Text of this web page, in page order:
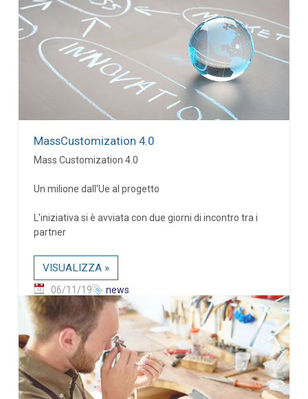
MassCustomization 4.0
Mass Customization 4.0
Un milione dall'Ue al progetto
L'iniziativa si è avviata con due giorni di incontro tra i
partner
VISUALIZZA »
06/11/19 news